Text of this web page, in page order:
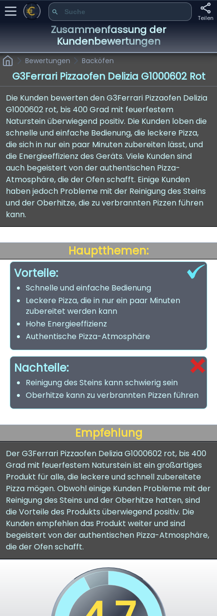
Teilen
Zusammenfassung der
Kundenbewertungen
Bewertungen Backöfen
G3Ferrari Pizzaofen Delizia G1000602 Rot
Die Kunden bewerten den G3Ferrari Pizzaofen Delizia
G1000602 rot, bis 400 Grad mit feuerfestem
Naturstein überwiegend positiv. Die Kunden loben die
schnelle und einfache Bedienung, die leckere Pizza,
die sich in nur ein paar Minuten zubereiten lässt, und
die Energieeffizienz des Geräts. Viele Kunden sind
auch begeistert von der authentischen Pizza-
Atmosphäre, die der Ofen schafft. Einige Kunden
haben jedoch Probleme mit der Reinigung des Steins
und der Oberhitze, die zu verbrannten Pizzen führen
kann.
Hauptthemen:
Vorteile:
Schnelle und einfache Bedienung
Leckere Pizza, die in nur ein paar Minuten
zubereitet werden kann
Hohe Energieeffizienz
Authentische Pizza-Atmosphäre
Nachteile:
Reinigung des Steins kann schwierig sein
Oberhitze kann zu verbrannten Pizzen führen
Empfehlung
Der G3Ferrari Pizzaofen Delizia G1000602 rot, bis 400
Grad mit feuerfestem Naturstein ist ein großartiges
Produkt für alle, die leckere und schnell zubereitete
Pizza mögen. Obwohl einige Kunden Probleme mit der
Reinigung des Steins und der Oberhitze hatten, sind
die Vorteile des Produkts überwiegend positiv. Die
Kunden empfehlen das Produkt weiter und sind
begeistert von der authentischen Pizza-Atmosphäre,
die der Ofen schafft.